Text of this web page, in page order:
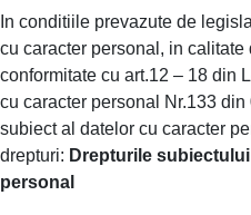
In conditiile prevazute de
cu caracter personal, in calitate
conformitate cu art.12 – 18 din
cu caracter personal Nr.133
subiect al datelor cu caracter
drepturi: Drepturile
personal